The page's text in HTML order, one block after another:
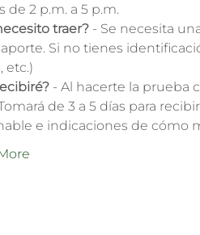
de 2 p.m. a 5 p.m.
traer? - Se necesita
Si no tienes
etc.)
- Al hacerte la prueba
de 3 a 5 días para
e indicaciones de cómo